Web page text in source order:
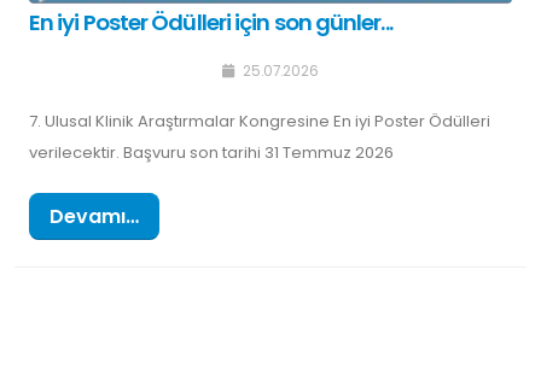
En iyi Poster Ödülleri için son günler...
25.07.2026
7. Ulusal Klinik Araştırmalar Kongresine En iyi Poster Ödülleri
verilecektir. Başvuru son tarihi 31 Temmuz 2026
Devamı…